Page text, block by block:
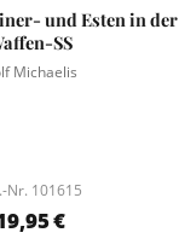
und Esten in der
SS
Michaelis
Nr. 101615
€